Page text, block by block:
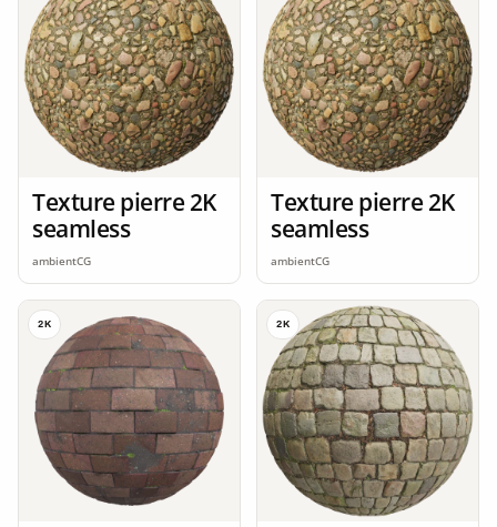
Texture pierre 2K
seamless
ambientCG
Texture pierre 2K
seamless
ambientCG
2K 2K